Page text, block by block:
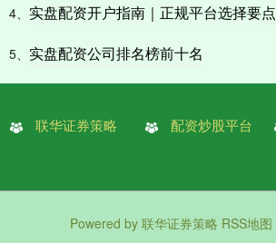
4、 实盘配资开户指南｜正规平台选择要点
5、 实盘配资公司排名榜前十名
联华证券策略 配资炒股平台
Powered by 联华证券策略 RSS地图